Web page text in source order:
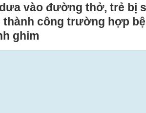
vào đường thở, trẻ bị
thành công trường hợp
ghim